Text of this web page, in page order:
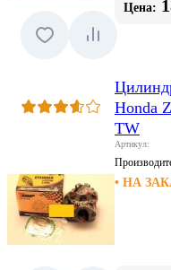
Цена:
Honda
TW
Артикул:
• НА